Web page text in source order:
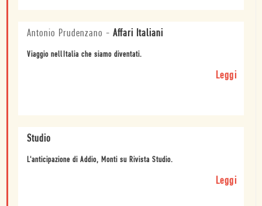
Antonio Prudenzano - Affari Italiani
Viaggio nellItalia che siamo diventati.
Leggi
Studio
L'anticipazione di Addio, Monti su Rivista Studio.
Leggi